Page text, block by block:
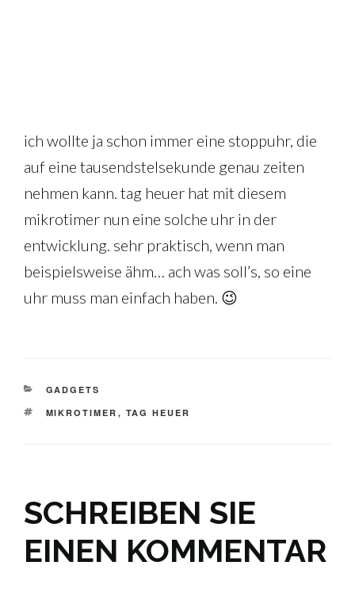
ich wollte ja schon immer eine stoppuhr, die
auf eine tausendstelsekunde genau zeiten
nehmen kann. tag heuer hat mit diesem
mikrotimer nun eine solche uhr in der
entwicklung. sehr praktisch, wenn man
beispielsweise ähm… ach was soll’s, so eine
uhr muss man einfach haben. 😉
KATEGORIEN
GADGETS
SCHLAGWÖRTER
MIKROTIMER , TAG HEUER
SCHREIBEN SIE
EINEN KOMMENTAR